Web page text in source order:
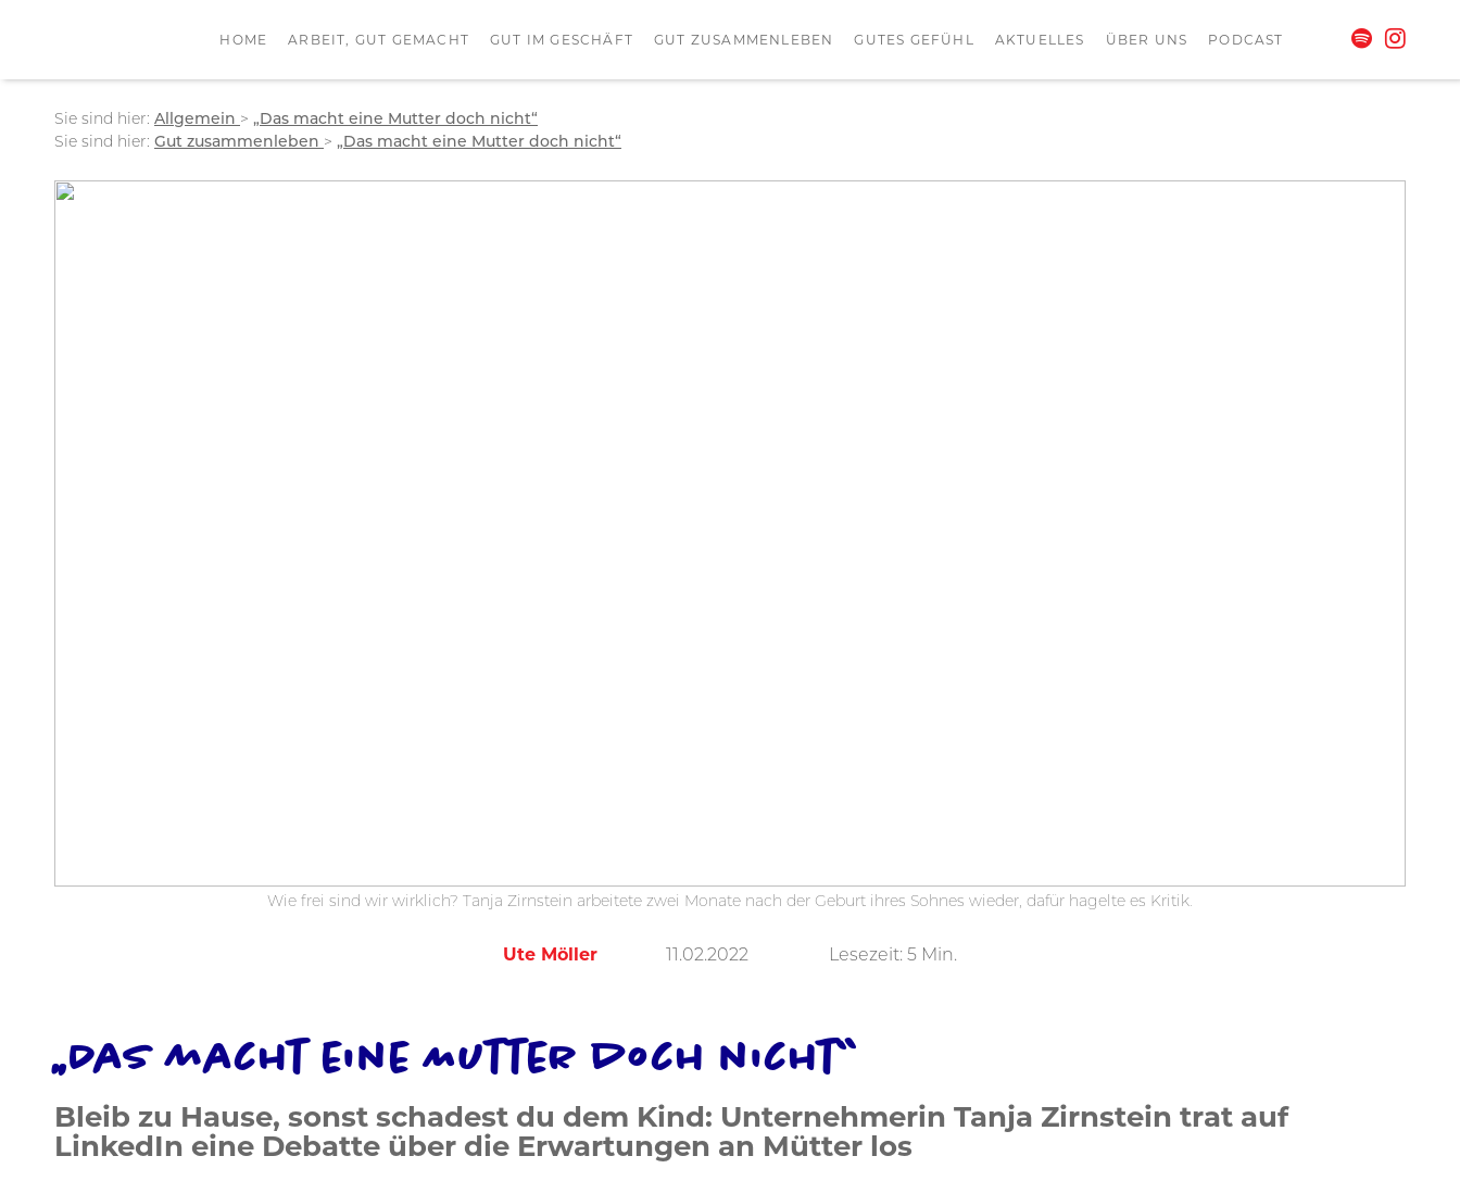
HOME ARBEIT, GUT GEMACHT GUT IM GESCHÄFT GUT ZUSAMMENLEBEN GUTES GEFÜHL AKTUELLES ÜBER UNS PODCAST
Sie sind hier: Allgemein > „Das macht eine Mutter doch nicht“
Sie sind hier: Gut zusammenleben > „Das macht eine Mutter doch nicht“
Wie frei sind wir wirklich? Tanja Zirnstein arbeitete zwei Monate nach der Geburt ihres Sohnes wieder, dafür hagelte es Kritik.
Ute Möller 11.02.2022 Lesezeit: 5 Min.
„Das macht eine Mutter doch nicht“
Bleib zu Hause, sonst schadest du dem Kind: Unternehmerin Tanja Zirnstein trat auf
LinkedIn eine Debatte über die Erwartungen an Mütter los